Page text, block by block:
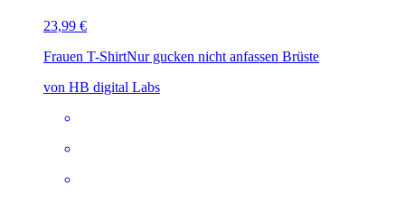
23,99 €
Frauen T-ShirtNur gucken nicht anfassen Brüste
von HB digital Labs